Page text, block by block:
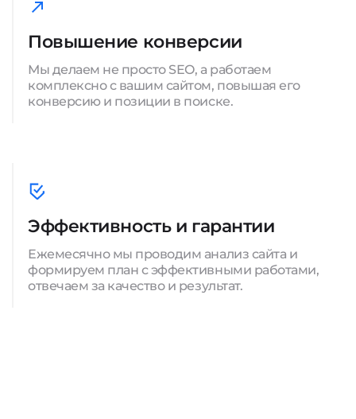
Повышение конверсии
Мы делаем не просто SEO, а работаем
комплексно с вашим сайтом, повышая его
конверсию и позиции в поиске.
Эффективность и гарантии
Ежемесячно мы проводим анализ сайта и
формируем план с эффективными работами,
отвечаем за качество и результат.